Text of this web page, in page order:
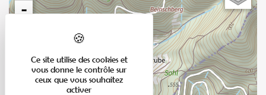
−
Ce site utilise des cookies et
vous donne le contrôle sur
ceux que vous souhaitez
activer